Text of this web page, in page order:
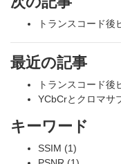
トランスコード後
最近の記事
トランスコード後
YCbCrとクロマサ
キーワード
SSIM (1)